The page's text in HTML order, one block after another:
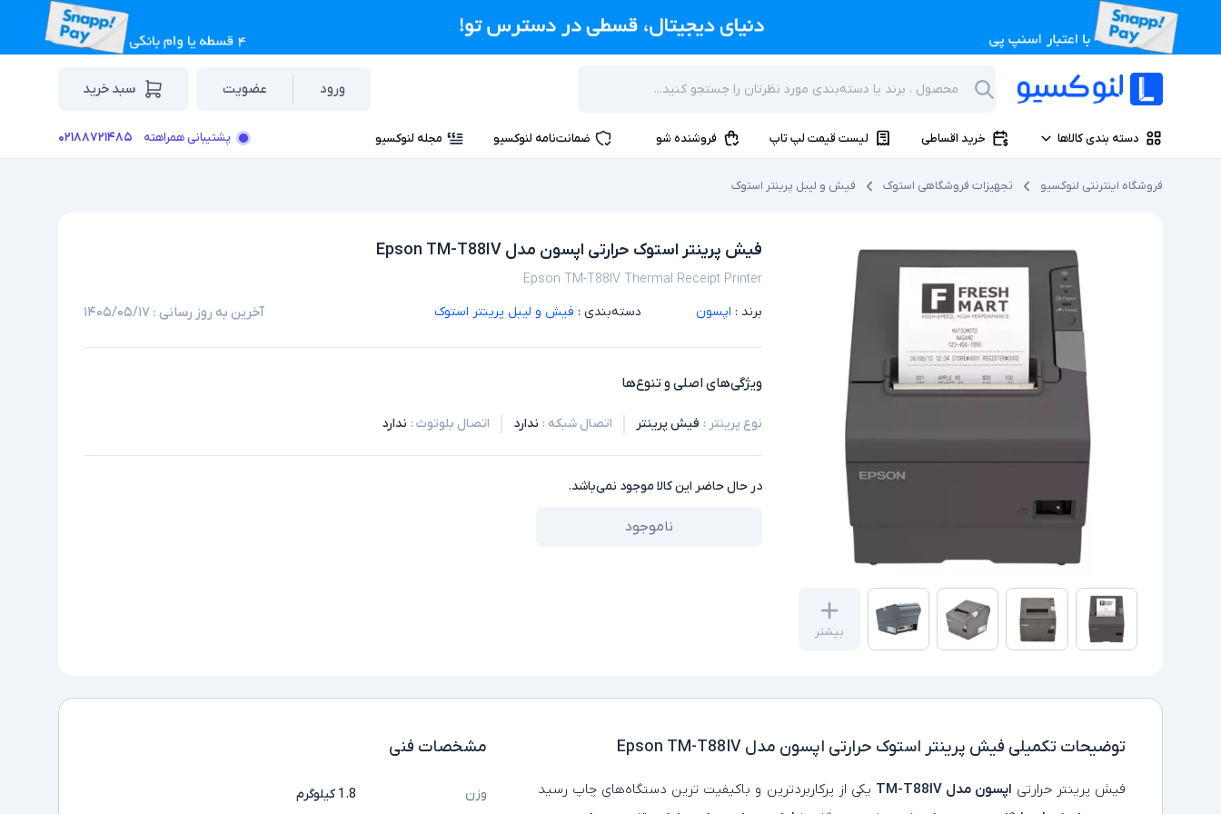
ورود عضویت سبد خرید
دسته بندی کالاها خرید اقساطی لیست قیمت لپ تاپ فروشنده شو ضمانت‌نامه لنوکسیو مجله لنوکسیو پشتیبانی همراهته ۰۲۱۸۸۷۲۱۴۸۵
فروشگاه اینترنتی لنوکسیو تجهیزات فروشگاهی استوک فیش و لیبل پرینتر استوک
بیشتر
فیش پرینتر استوک حرارتی اپسون مدل Epson TM-T88IV
Epson TM-T88IV Thermal Receipt Printer
برند : اپسون دسته‌بندی : فیش و لیبل پرینتر استوک آخرین به روز رسانی : ۱۴۰۵/۰۵/۱۷
ویژگی‌های اصلی و تنوع‌ها
نوع پرینتر : فیش پرینتر اتصال شبکه : ندارد اتصال بلوتوث : ندارد
در حال حاضر این کالا موجود نمی‌باشد.
ناموجود
توضیحات تکمیلی فیش پرینتر استوک حرارتی اپسون مدل Epson TM-T88IV
فیش‌ پرینتر حرارتی اپسون مدل TM-T88IV
یکی از پرکاربردترین و باکیفیت‌ ترین دستگاه‌های چاپ رسید
مشخصات فنی
وزن 1.8 کیلوگرم